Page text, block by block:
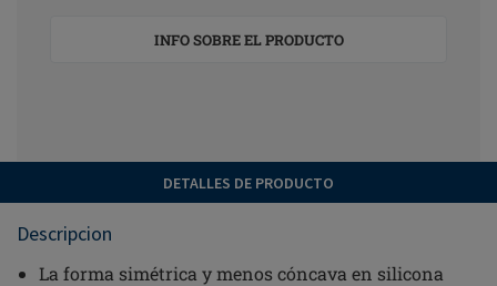
INFO SOBRE EL PRODUCTO
DETALLES DE PRODUCTO
Descripcion
La forma simétrica y menos cóncava en silicona